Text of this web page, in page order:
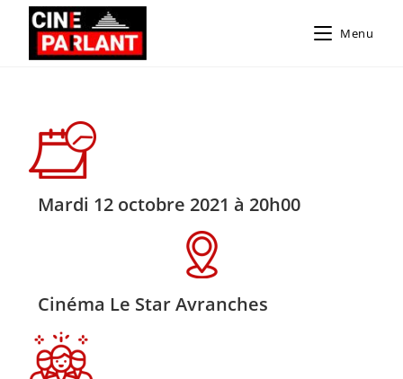
Menu
Mardi 12 octobre 2021 à 20h00
Cinéma Le Star Avranches